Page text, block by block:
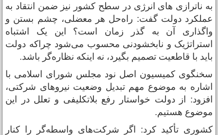
ناترازی های انرژی در سطح کشور نیز ضمن انتقاد به
دولت گفت: راه‌حل هر معضلی، چشم بستن و
آن به گذر زمان است؟ این یک اشتباه
و نابخشودنی محسوب می‌شود چراکه دولت
با قاطعیت تصمیم بگیرد، نه اینکه نظاره‌گر باشد.
کمیسیون اصل نود مجلس شورای اسلامی با
به موضوع مهم تبدیل وضعیت نیروهای شرکتی،
از دولت خواستار رفع بلاتکلیفی و تعلل در این
هستیم.
تأکید کرد: اگر شرکت‌های واسطه‌گر را کنار